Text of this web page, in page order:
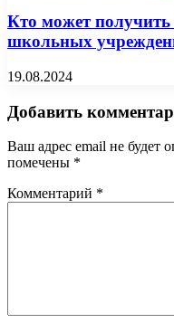
Кто может получить
школьных
19.08.2024
Добавить
Ваш адрес email не будет
помечены *
Комментарий *